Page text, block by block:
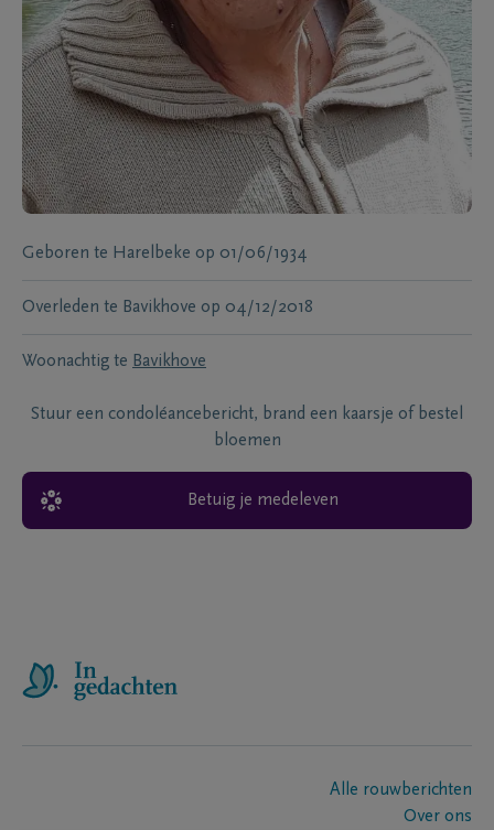
Geboren te Harelbeke op 01/06/1934
Overleden te Bavikhove op 04/12/2018
Woonachtig te Bavikhove
Stuur een condoléancebericht, brand een kaarsje of bestel
bloemen
Betuig je medeleven
Alle rouwberichten
Over ons